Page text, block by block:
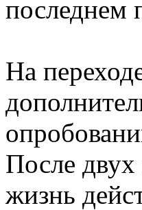
последнем
На
После
жизнь